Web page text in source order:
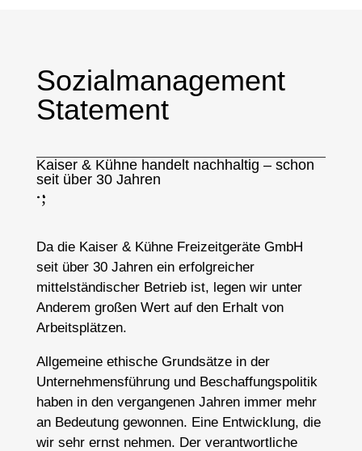
Sozialmanagement
Statement
Kaiser & Kühne handelt nachhaltig – schon
seit über 30 Jahren
:
;
Da die Kaiser & Kühne Freizeitgeräte GmbH
seit über 30 Jahren ein erfolgreicher
mittelständischer Betrieb ist, legen wir unter
Anderem großen Wert auf den Erhalt von
Arbeitsplätzen.
Allgemeine ethische Grundsätze in der
Unternehmensführung und Beschaffungspolitik
haben in den vergangenen Jahren immer mehr
an Bedeutung gewonnen. Eine Entwicklung, die
wir sehr ernst nehmen. Der verantwortliche